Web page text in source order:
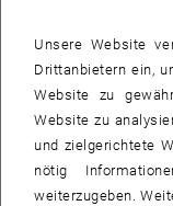
Wettbewerb um ERC-
Diesmal, am
das sind
Wissenschaftler, die
Dissertation bereits
etablieren konnten
Unsere Website
Drittanbietern ein,
Website zu
Website zu
und zielgerichtete
nötig
weiterzugeben.